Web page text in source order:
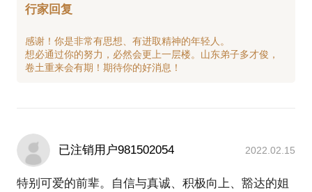
行家回复
感谢！你是非常有思想、有进取精神的年轻人。
想必通过你的努力，必然会更上一层楼。山东弟子多才俊，
已注销用户981502054 2022.02.15
特别可爱的前辈。自信与真诚、积极向上、豁达的姐